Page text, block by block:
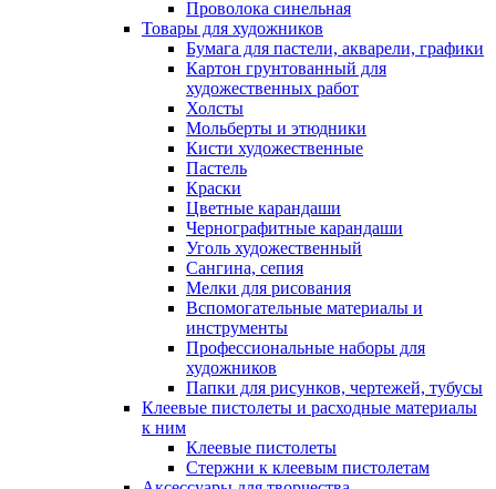
Проволока синельная
Товары для художников
Бумага для пастели, акварели, графики
Картон грунтованный для
художественных работ
Холсты
Мольберты и этюдники
Кисти художественные
Пастель
Краски
Цветные карандаши
Чернографитные карандаши
Уголь художественный
Сангина, сепия
Мелки для рисования
Вспомогательные материалы и
инструменты
Профессиональные наборы для
художников
Папки для рисунков, чертежей, тубусы
Клеевые пистолеты и расходные материалы
к ним
Клеевые пистолеты
Стержни к клеевым пистолетам